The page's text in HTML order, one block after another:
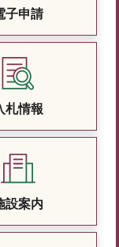
子申請
札情報
設案内